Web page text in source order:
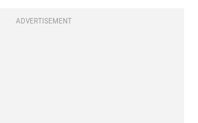
ADVERTISEMENT